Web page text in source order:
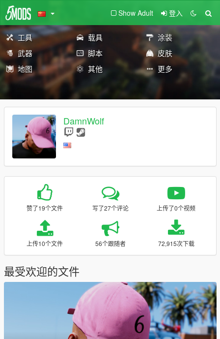
Show Adult 登入
工具 载具
涂装
武器
脚本
皮肤
地图
其他 更多
DamnWolf
赞了19个文件 写了27个评论 上传了0个视频
上传10个文件 56个跟随者 72,915次下载
最受欢迎的文件